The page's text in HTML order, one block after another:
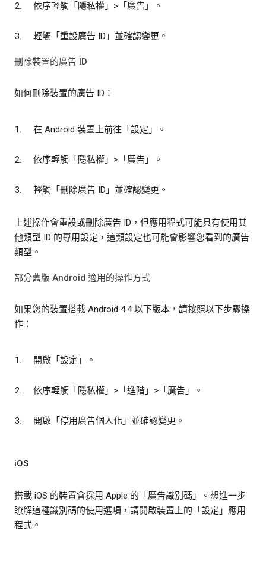
依序輕觸「隱私權」 >「廣告」 。
輕觸「重設廣告 ID」 並確認變更。
刪除裝置的廣告 ID
如何刪除裝置的廣告 ID：
在 Android 裝置上前往「設定」 。
依序輕觸「隱私權」 >「廣告」 。
輕觸「刪除廣告 ID」 並確認變更。
上述操作會重設或刪除廣告 ID，但應用程式可能具有使用其
他類型 ID 的專用設定，這類設定也可能會影響您看到的廣告
類型。
部分舊版 Android 適用的操作方式
如果您的裝置搭載 Android 4.4 以下版本，請按照以下步驟操
作：
開啟「設定」 。
依序輕觸「隱私權」 >「進階」 >「廣告」 。
開啟「停用廣告個人化」 並確認變更。
iOS
搭載 iOS 的裝置會採用 Apple 的「廣告識別碼」。想進一步
瞭解這種識別碼的使用選項，請開啟裝置上的「設定」 應用
程式。